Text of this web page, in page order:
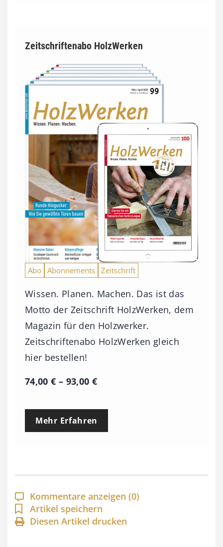
Zeitschriftenabo HolzWerken
Abo Abonnements Zeitschrift
Wissen. Planen. Machen. Das ist das
Motto der Zeitschrift HolzWerken, dem
Magazin für den Holzwerker.
Zeitschriftenabo HolzWerken gleich
hier bestellen!
74,00€ – 93,00 €P
e
p
a
n
n
Mehr Erfahren
Kommentare anzeigen (0)
Artikel speichern
Diesen Artikel drucken